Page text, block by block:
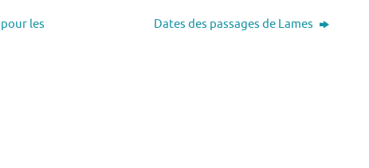
les
Dates des passages de Lames